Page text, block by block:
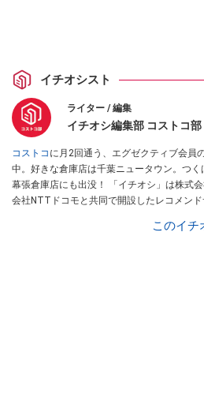
イチオシスト
ライター / 編集
イチオシ編集部 コストコ部
コストコ に月2回通う、エグゼクティブ会員
中。好きな倉庫店は千葉ニュータウン。つく
幕張倉庫店にも出没！ 「イチオシ」は株式
会社NTTドコモと共同で開設したレコメンド
このイチ